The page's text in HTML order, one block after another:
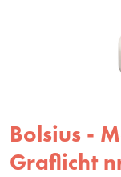
Bolsius -
Graflicht